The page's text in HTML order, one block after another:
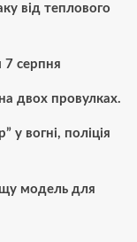
від теплового
7 серпня
двох провулках.
у вогні, поліція
модель для